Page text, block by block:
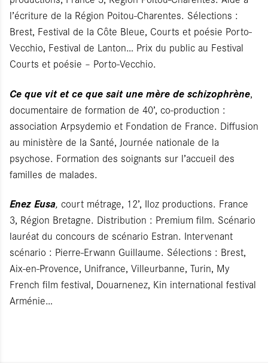
l’écriture de la Région Poitou-Charentes. Sélections :
Brest, Festival de la Côte Bleue, Courts et poésie Porto-
Vecchio, Festival de Lanton… Prix du public au Festival
Courts et poésie – Porto-Vecchio.
Ce que vit et ce que sait une mère de schizophrène,
documentaire de formation de 40’, co-production :
association Arpsydemio et Fondation de France. Diffusion
au ministère de la Santé, Journée nationale de la
psychose. Formation des soignants sur l’accueil des
familles de malades.
Enez Eusa, court métrage, 12’, Iloz productions. France
3, Région Bretagne. Distribution : Premium film. Scénario
lauréat du concours de scénario Estran. Intervenant
scénario : Pierre-Erwann Guillaume. Sélections : Brest,
Aix-en-Provence, Unifrance, Villeurbanne, Turin, My
French film festival, Douarnenez, Kin international festival
Arménie…